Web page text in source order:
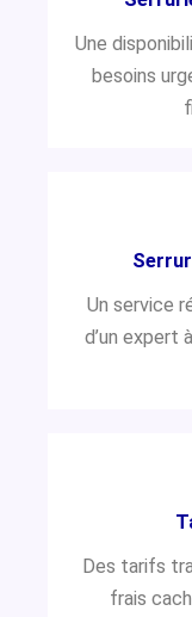
Une
besoins
Un service
d’un expert
Des tarifs
frais